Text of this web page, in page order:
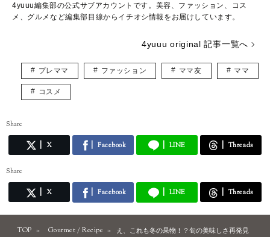
4yuuu編集部の公式サブアカウントです。美容、ファッション、コス
メ、グルメなど編集部目線からイチオシ情報をお届けしています。
4yuuu original 記事一覧へ
プレママ ファッション ママ友 ママ
コスメ
Share
X Facebook LINE Threads
Share
X Facebook LINE Threads
TOP Gourmet / Recipe
え、これも冬の果物！？旬の美味しさ再発見